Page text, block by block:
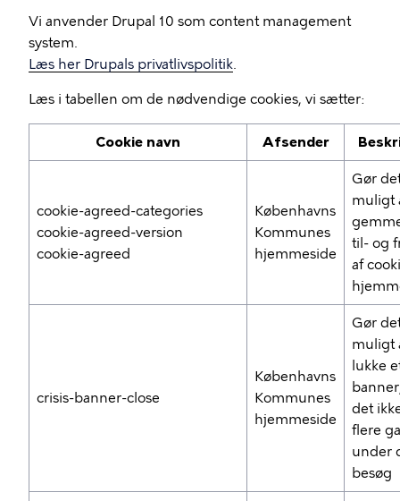
Vi anvender Drupal 10 som content management
system.
Læs her Drupals privatlivspolitik.
Læs i tabellen om de nødvendige cookies, vi sætter:
Cookie navn Afsender
cookie-agreed-categories
cookie-agreed-version
cookie-agreed
Københavns
Kommunes
hjemmeside
Gør
muligt
til- og
af
crisis-banner-close
Københavns
Kommunes
hjemmeside
Gør
muligt
lukke
det
flere
under
besøg